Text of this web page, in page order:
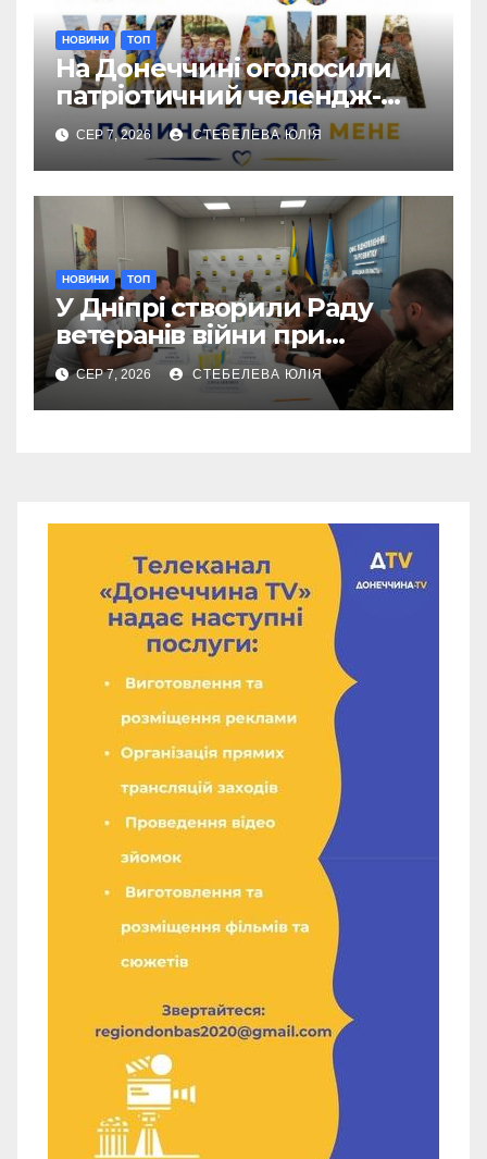
НОВИНИ ТОП
На Донеччині оголосили
патріотичний челендж-
марафон для молоді
СЕР 7, 2026 СТЕБЕЛЕВА ЮЛІЯ
НОВИНИ ТОП
У Дніпрі створили Раду
ветеранів війни при
Донецькій ОДА
СЕР 7, 2026 СТЕБЕЛЕВА ЮЛІЯ